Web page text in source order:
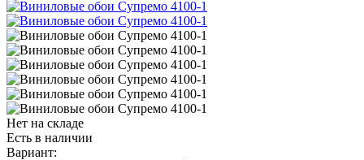
Нет на складе
Есть в наличии
Вариант: